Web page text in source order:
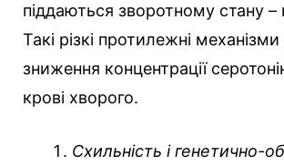
піддаються зворотному стану –
Такі різкі протилежні
зниження концентрації
крові хворого.
Схильність і генетично-